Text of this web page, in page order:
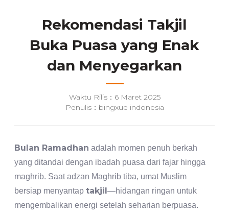
Rekomendasi Takjil
Buka Puasa yang Enak
dan Menyegarkan
Waktu Rilis：6 Maret 2025
Penulis：bingxue indonesia
Bulan Ramadhan adalah momen penuh berkah
yang ditandai dengan ibadah puasa dari fajar hingga
maghrib. Saat adzan Maghrib tiba, umat Muslim
bersiap menyantap takjil—hidangan ringan untuk
mengembalikan energi setelah seharian berpuasa.